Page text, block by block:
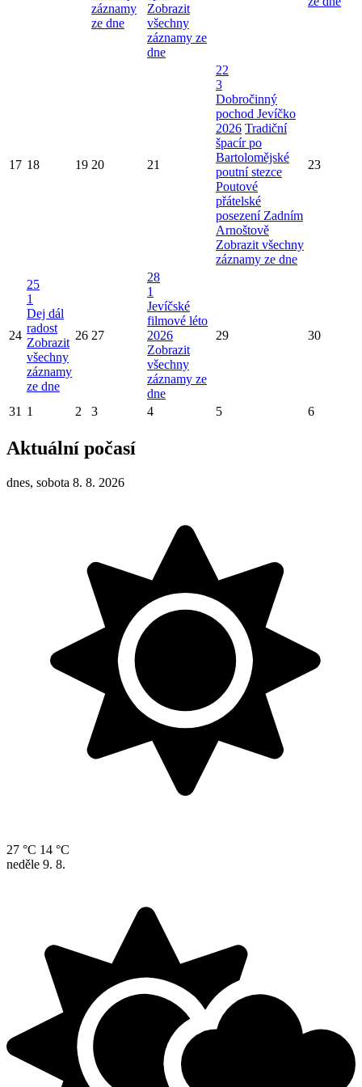
záznamy
ze dne
Zobrazit
všechny
záznamy ze
dne
17 18 19 20 21
22
3
Dobročinný
pochod Jevíčko
2026 Tradiční
špacír po
Bartolomějské
poutní stezce
Poutové
přátelské
posezení Zadním
Arnoštově
Zobrazit všechny
záznamy ze dne
23
24
25
1
Dej dál
radost
Zobrazit
všechny
záznamy
ze dne
26 27
28
1
Jevíčské
filmové léto
2026
Zobrazit
všechny
záznamy ze
dne
29 30
31 1 2 3 4 5 6
Aktuální počasí
dnes, sobota 8. 8. 2026
27 °C 14 °C
neděle 9. 8.